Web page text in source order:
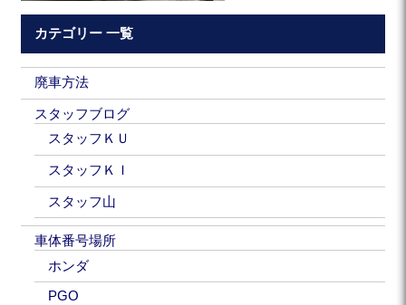
カテゴリー 一覧
廃車方法
スタッフブログ
スタッフＫＵ
スタッフＫＩ
スタッフ山
車体番号場所
ホンダ
PGO